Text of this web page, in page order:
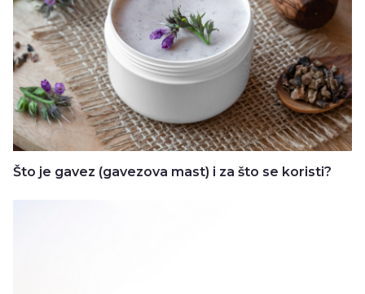
Što je gavez (gavezova mast) i za što se koristi?